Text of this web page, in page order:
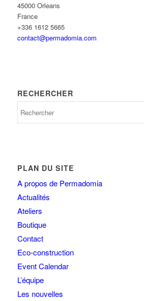
45000 Orleans
France
+336 1612 5665
contact@permadomia.com
RECHERCHER
PLAN DU SITE
A propos de Permadomia
Actualités
Ateliers
Boutique
Contact
Eco-construction
Event Calendar
L’équipe
Les nouvelles